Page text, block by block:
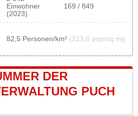
Einwohner
(2023)
169 / 849
82,5 Personen/km² (213,6 pop/sq mi)
DER
PUCH